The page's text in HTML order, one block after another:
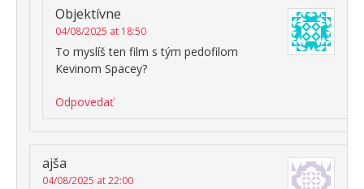
Objektívne
04/08/2025 at 18:50
To myslíš ten film s tým pedofilom
Kevinom Spacey?
Odpovedať
ajša
04/08/2025 at 22:00